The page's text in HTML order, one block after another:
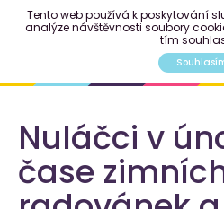
Nuláčci v
čase
Tento web používá k poskytování
analýze návštěvnosti soubory
tím